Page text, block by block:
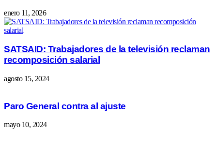
enero 11, 2026
SATSAID: Trabajadores de la televisión reclaman
recomposición salarial
agosto 15, 2024
Paro General contra al ajuste
mayo 10, 2024